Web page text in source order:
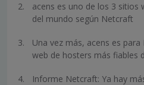
acens es uno de los 3 sitios
del mundo según Netcraft
Una vez más, acens es
web de hosters más fiables
Informe Netcraft: Ya hay